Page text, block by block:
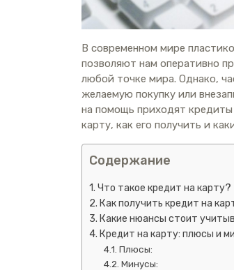
В современном мире
позволяют нам оперативно
любой точке мира. Однако,
желаемую покупку или
на помощь приходят
карту, как его получить и
Содержание
Что такое кредит на карту?
Как получить кредит на
Какие нюансы стоит
Кредит на карту: плюсы и
Плюсы:
Минусы: